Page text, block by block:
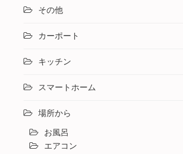
その他
カーポート
キッチン
スマートホーム
場所から
お風呂
エアコン